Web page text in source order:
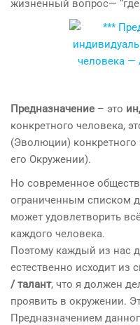
жизненный вопрос— “где
Предназначение – это
конкретного человека,
(Эволюции) конкретного
его Окружении).
Но современное
ограниченным списком
может удовлетворить
каждого человека.
Поэтому каждый из нас
естественно исходит из
/ талант, что я должен
проявить в окружении.
Предназначением